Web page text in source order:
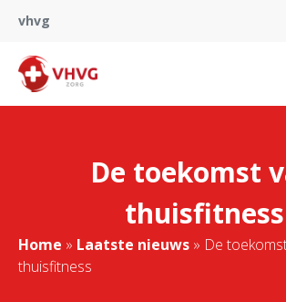
vhvg
De toekomst
thuisfitness
Home » Laatste nieuws » De
thuisfitness